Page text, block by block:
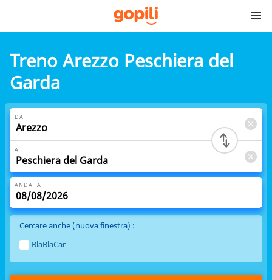
Treno Arezzo Peschiera del
Garda
DA
A
ANDATA
Cercare anche (nuova finestra) :
BlaBlaCar